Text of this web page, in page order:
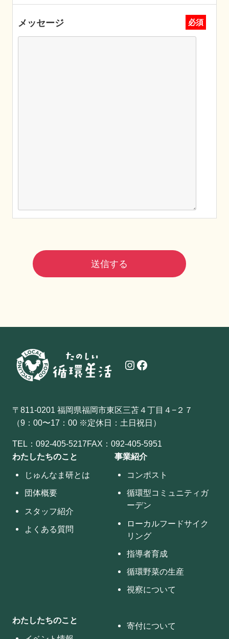
メッセージ 必須
Instagram Facebook
〒811-0201 福岡県福岡市東区三苫４丁目４−２７
（9：00〜17：00 ※定休日：土日祝日）
TEL：092-405-5217FAX：092-405-5951
わたしたちのこと
じゅんなま研とは
団体概要
スタッフ紹介
よくある質問
事業紹介
コンポスト
循環型コミュニティガ
ーデン
ローカルフードサイク
リング
指導者育成
循環野菜の生産
視察について
わたしたちのこと
寄付について